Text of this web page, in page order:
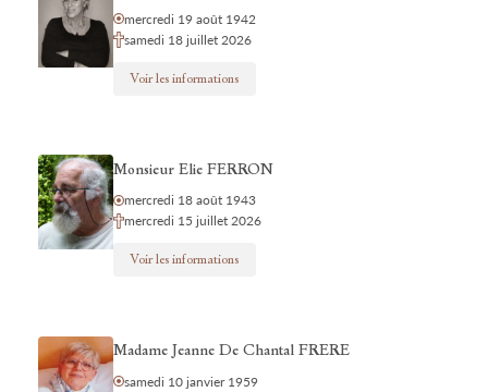
mercredi 19 août 1942
samedi 18 juillet 2026
Voir les informations
Monsieur Elie FERRON
mercredi 18 août 1943
mercredi 15 juillet 2026
Voir les informations
Madame Jeanne De Chantal FRERE
samedi 10 janvier 1959